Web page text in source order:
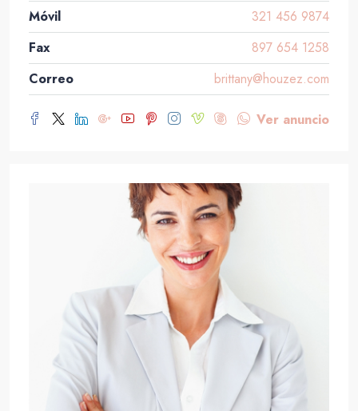
Móvil
321 456 9874
Fax
897 654 1258
Correo
brittany@houzez.com
Ver anuncio